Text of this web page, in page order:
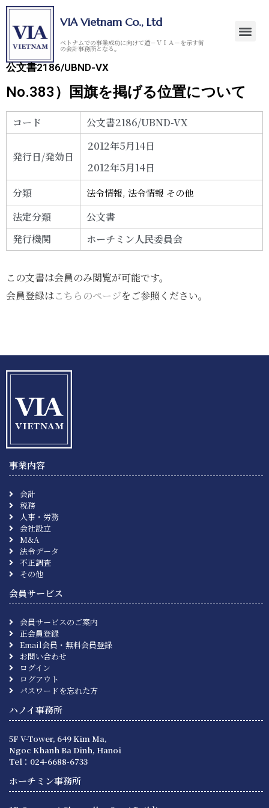
VIA Vietnam Co., Ltd
ベトナムでの事業成功に向けて道－ＶＩＡ－を示す街
の会計事務所となる。
公文書2186/UBND-VX
No.383）国旗を掲げる位置について
コード 公文書2186/UBND-VX
発行日/発効日
2012年5月14日
2012年5月14日
分類
法令情報,法令情報 その他
法定分類
公文書
発行機関
ホーチミン人民委員会
この文書は会員のみ閲覧が可能です。
会員登録はこちらのページをご参照ください。
事業内容
会計
税務
人事・労務
会社設立
M&A
法令データ
不正調査
その他
会員サービス
会員サービスのご案内
正会員登録
Email会員・無料会員登録
お問い合わせ
ログイン
ログアウト
パスワードを忘れた方
ハノイ事務所
5F V-Tower, 649 Kim Ma,
Ngoc Khanh Ba Dinh, Hanoi
Tel：024-6688-6733
ホーチミン事務所